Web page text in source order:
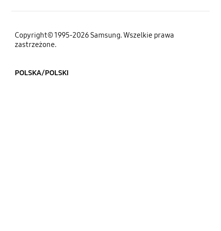
Copyright© 1995-2026 Samsung. Wszelkie prawa
zastrzeżone.
POLSKA/POLSKI